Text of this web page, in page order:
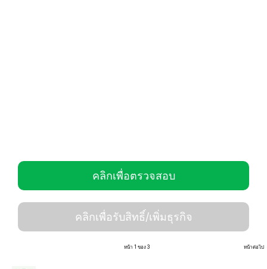
คลิกเพื่อตรวจสอบ
คลิกเพื่อรับสิทธิ์/เพิ่มธุรกิจ
หน้า 1 ของ 3 หน้าต่อไป